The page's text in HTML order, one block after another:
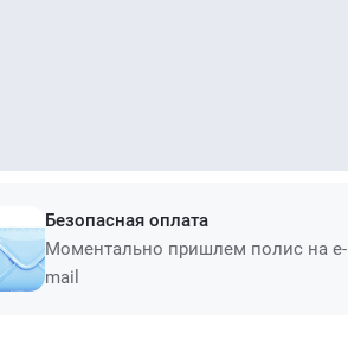
Безопасная оплата
Моментально пришлем полис на e-
mail